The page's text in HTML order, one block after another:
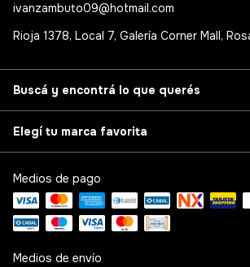
ivanzambuto09@hotmail.com
Rioja 1378, Local 7, Galería Corner Mall,
Buscá y encontrá lo que querés
Elegí tu marca favorita
Medios de pago
Medios de envío